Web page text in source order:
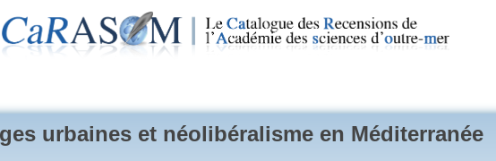
urbaines et néolibéralisme en Méditerranée